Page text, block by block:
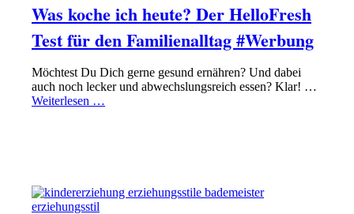
Was koche ich heute? Der HelloFresh
Test für den Familienalltag #Werbung
Möchtest Du Dich gerne gesund ernähren? Und dabei
auch noch lecker und abwechslungsreich essen? Klar! …
Weiterlesen …